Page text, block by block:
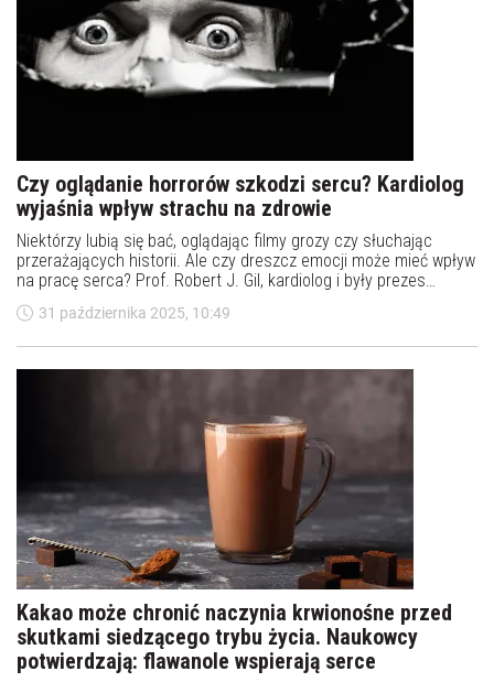
Czy oglądanie horrorów szkodzi sercu? Kardiolog
wyjaśnia wpływ strachu na zdrowie
Niektórzy lubią się bać, oglądając filmy grozy czy słuchając
przerażających historii. Ale czy dreszcz emocji może mieć wpływ
na pracę serca? Prof. Robert J. Gil, kardiolog i były prezes
Polskiego Towarzystwa Kardiologicznego, tłumaczy, jak silne
emocje i stres wpływają na układ sercowo-naczyniowy oraz na
31 października 2025, 10:49
Kakao może chronić naczynia krwionośne przed
skutkami siedzącego trybu życia. Naukowcy
potwierdzają: flawanole wspierają serce